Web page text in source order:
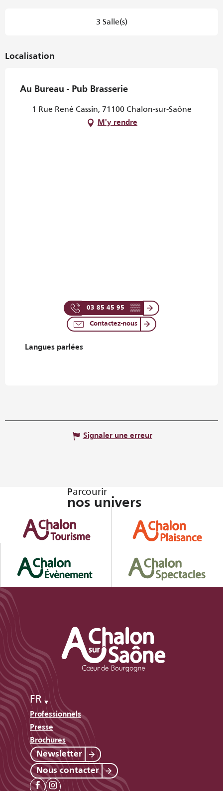
3 Salle(s)
Localisation
Au Bureau - Pub Brasserie
1 Rue René Cassin, 71100 Chalon-sur-Saône
M'y rendre
03 85 45 95 ▒▒
Contactez-nous
Langues parlées
Langues parlées
Signaler une erreur
Parcourir
nos univers
FR
Professionnels
Presse
Brochures
Newsletter
Nous contacter